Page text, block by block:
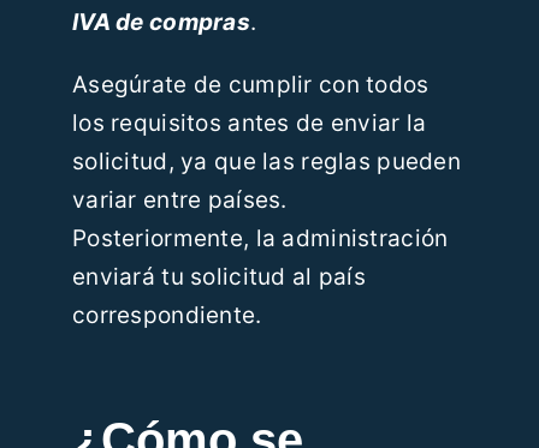
IVA de compras.
Asegúrate de cumplir con todos
los requisitos antes de enviar la
solicitud, ya que las reglas pueden
variar entre países.
Posteriormente, la administración
enviará tu solicitud al país
correspondiente.